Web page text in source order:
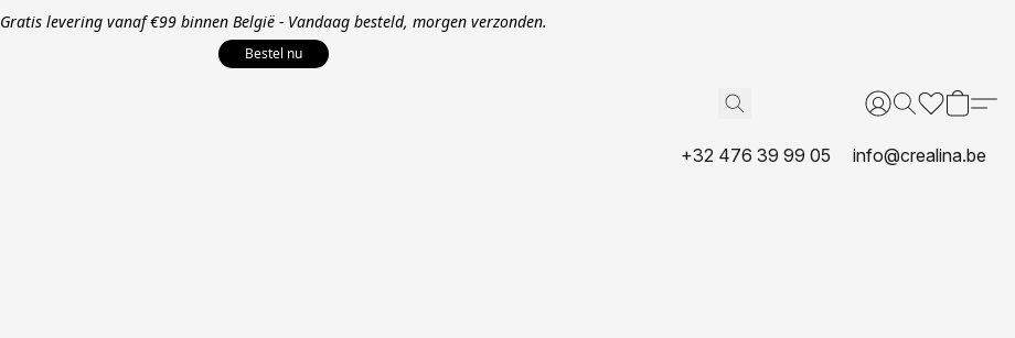
Gratis levering vanaf €99 binnen België - Vandaag besteld, morgen verzonden.
Bestel nu
+32 476 39 99 05 info@crealina.be